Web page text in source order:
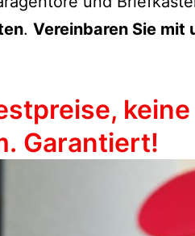
. Vereinbaren Sie mit
. Garantiert!